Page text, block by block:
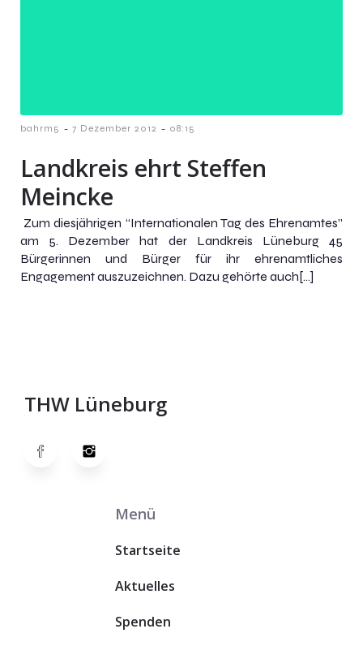
bahrm5 - 7 Dezember 2012 - 08:15
Landkreis ehrt Steffen
Meincke
Zum diesjährigen “Internationalen Tag des Ehrenamtes”
am 5. Dezember hat der Landkreis Lüneburg 45
Bürgerinnen und Bürger für ihr ehrenamtliches
Engagement auszuzeichnen. Dazu gehörte auch[…]
THW Lüneburg
Menü
Startseite
Aktuelles
Spenden